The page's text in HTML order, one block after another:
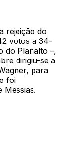
rejeição do
votos a 34–
do Planalto –,
dirigiu-se a
para
foi
Messias.